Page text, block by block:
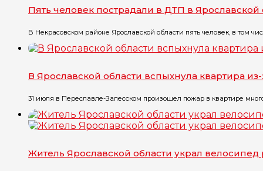
Пять человек пострадали в ДТП в Ярославской
В Некрасовском районе Ярославской области пять человек, в том
В Ярославской области вспыхнула квартира
31 июля в Переславле-Залесском произошел пожар в квартире
Житель Ярославской области украл